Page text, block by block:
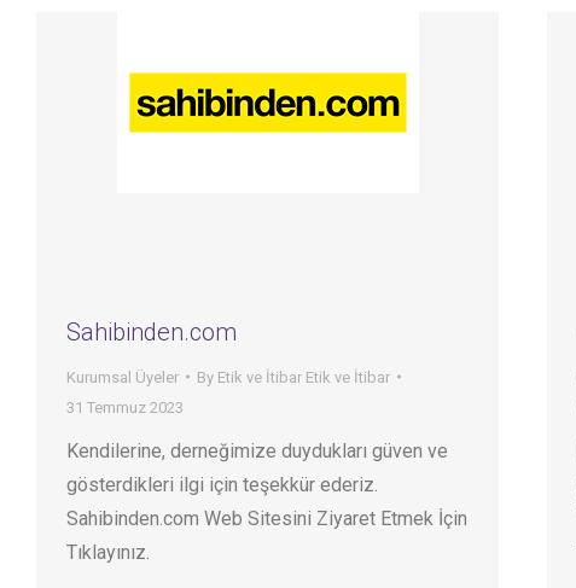
Sahibinden.com
Kurumsal Üyeler By Etik ve İtibar Etik ve İtibar
31 Temmuz 2023
Kendilerine, derneğimize duydukları güven ve
gösterdikleri ilgi için teşekkür ederiz.
Sahibinden.com Web Sitesini Ziyaret Etmek İçin
Tıklayınız.